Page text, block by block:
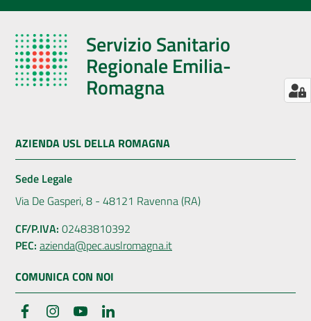
Servizio Sanitario
Regionale Emilia-
Romagna
AZIENDA USL DELLA ROMAGNA
Sede Legale
Via De Gasperi, 8 - 48121 Ravenna (RA)
CF/P.IVA: 02483810392
PEC: azienda@pec.auslromagna.it
COMUNICA CON NOI
FacebookInstagramYouTube